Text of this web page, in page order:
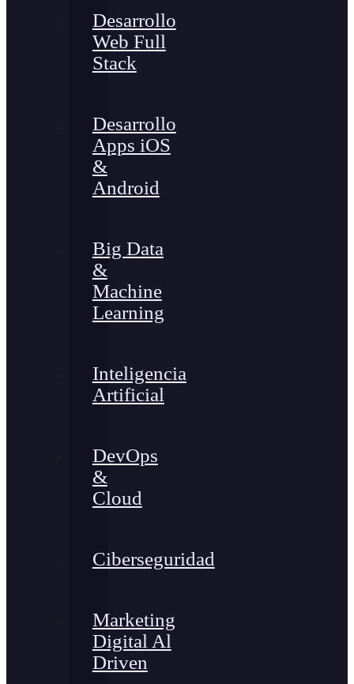
Desarrollo
Web Full
Stack
Desarrollo
Apps iOS
&
Android
Big Data
&
Machine
Learning
Inteligencia
Artificial
DevOps
&
Cloud
Ciberseguridad
Marketing
Digital Al
Driven